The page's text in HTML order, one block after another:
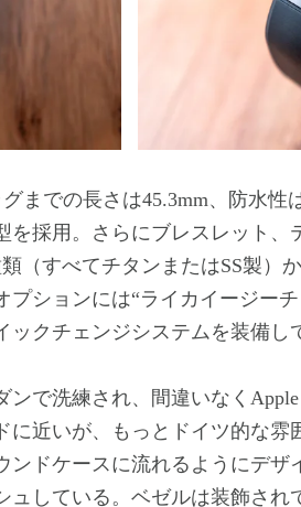
までの長さは45.3mm、防水性
を採用。さらにブレスレット、
（すべてチタンまたはSS製）
ションには“ライカイージーチ
クチェンジシステムを装備し
で洗練され、間違いなくApple
に近いが、もっとドイツ的な雰
ンドケースに流れるようにデザ
ュしている。ベゼルは装飾され